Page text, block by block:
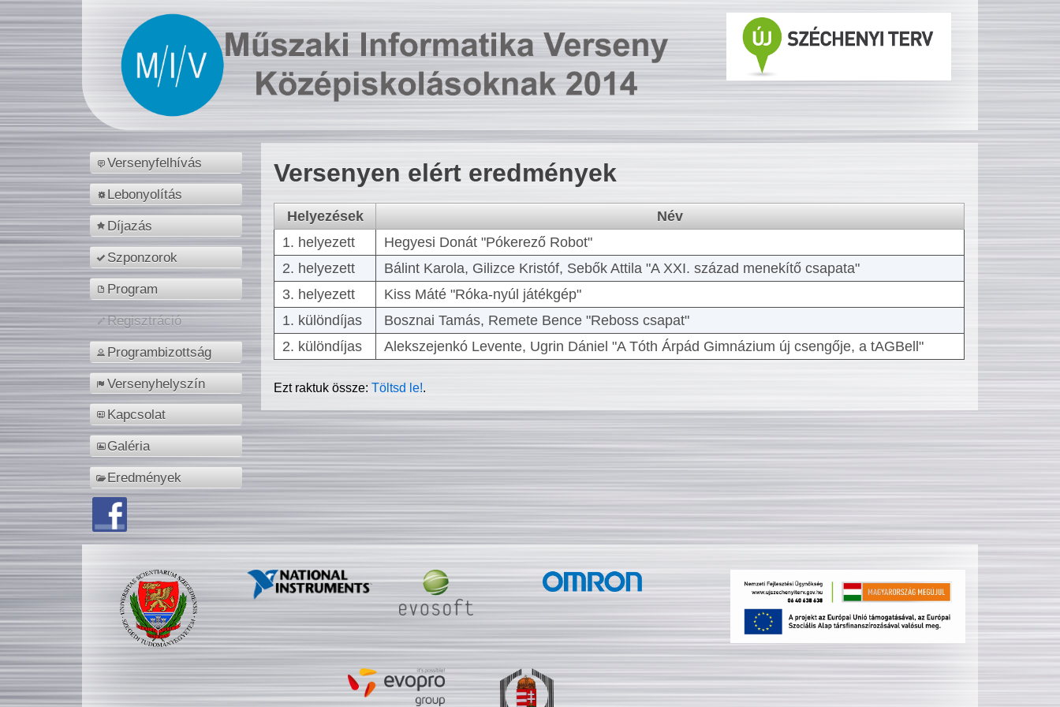
Versenyfelhívás
Lebonyolítás
Díjazás
Szponzorok
Program
Regisztráció
Programbizottság
Versenyhelyszín
Kapcsolat
Galéria
Eredmények
Versenyen elért eredmények
Helyezések
Név
1. helyezett
Hegyesi Donát "Pókerező Robot"
2. helyezett
Bálint Karola, Gilizce Kristóf, Sebők Attila "A XXI. század menekítő csapata"
3. helyezett
Kiss Máté "Róka-nyúl játékgép"
1. különdíjas
Bosznai Tamás, Remete Bence "Reboss csapat"
2. különdíjas
Alekszejenkó Levente, Ugrin Dániel "A Tóth Árpád Gimnázium új csengője, a tAGBell"
Ezt raktuk össze:Töltsd le!.